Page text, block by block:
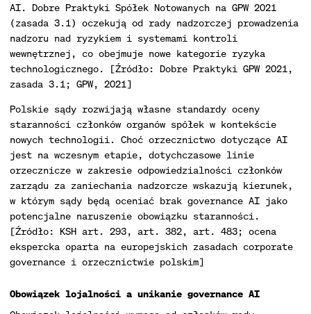
AI. Dobre Praktyki Spółek Notowanych na GPW 2021
(zasada 3.1) oczekują od rady nadzorczej prowadzenia
nadzoru nad ryzykiem i systemami kontroli
wewnętrznej, co obejmuje nowe kategorie ryzyka
technologicznego. [Źródło: Dobre Praktyki GPW 2021,
zasada 3.1; GPW, 2021]
Polskie sądy rozwijają własne standardy oceny
staranności członków organów spółek w kontekście
nowych technologii. Choć orzecznictwo dotyczące AI
jest na wczesnym etapie, dotychczasowe linie
orzecznicze w zakresie odpowiedzialności członków
zarządu za zaniechania nadzorcze wskazują kierunek,
w którym sądy będą oceniać brak governance AI jako
potencjalne naruszenie obowiązku staranności.
[Źródło: KSH art. 293, art. 382, art. 483; ocena
ekspercka oparta na europejskich zasadach corporate
governance i orzecznictwie polskim]
Obowiązek lojalności a unikanie governance AI